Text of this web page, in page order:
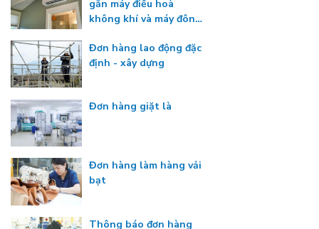
gắn máy điều hoà
không khí và máy đông
Đơn hàng lao động đặc
định - xây dựng
Đơn hàng giặt là
Đơn hàng làm hàng vải
bạt
Thông báo đơn hàng